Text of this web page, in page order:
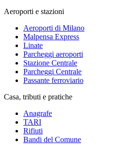
Aeroporti e stazioni
Aeroporti di Milano
Malpensa Express
Linate
Parcheggi aeroporti
Stazione Centrale
Parcheggi Centrale
Passante ferroviario
Casa, tributi e pratiche
Anagrafe
TARI
Rifiuti
Bandi del Comune